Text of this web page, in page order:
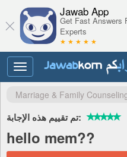
Jawab App
Get Fast Answers
Experts
★ ★ ★ ★ ★
Toggle
navigation
Marriage & Family
تم تقييم هذه الإجابة:
hello mem??